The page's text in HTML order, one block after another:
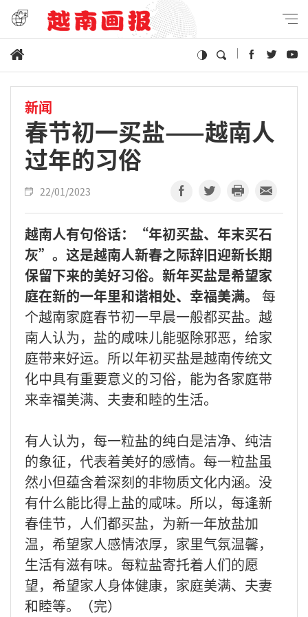
新闻
春节初一买盐——越南人
过年的习俗
22/01/2023
越南人有句俗话：“年初买盐、年末买石
灰”。这是越南人新春之际辞旧迎新长期
保留下来的美好习俗。新年买盐是希望家
庭在新的一年里和谐相处、幸福美满。 每
个越南家庭春节初一早晨一般都买盐。越
南人认为，盐的咸味儿能驱除邪恶，给家
庭带来好运。所以年初买盐是越南传统文
化中具有重要意义的习俗，能为各家庭带
来幸福美满、夫妻和睦的生活。
有人认为，每一粒盐的纯白是洁净、纯洁
的象征，代表着美好的感情。每一粒盐虽
然小但蕴含着深刻的非物质文化内涵。没
有什么能比得上盐的咸味。所以，每逢新
春佳节，人们都买盐，为新一年放盐加
温，希望家人感情浓厚，家里气氛温馨，
生活有滋有味。每粒盐寄托着人们的愿
望，希望家人身体健康，家庭美满、夫妻
和睦等。（完）